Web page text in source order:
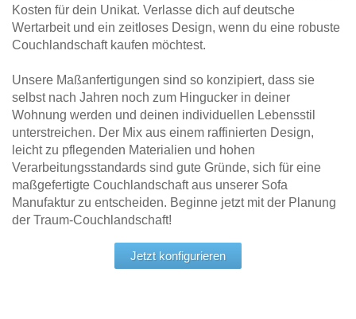
Kosten für dein Unikat. Verlasse dich auf deutsche
Wertarbeit und ein zeitloses Design, wenn du eine robuste
Couchlandschaft kaufen möchtest.
Unsere Maßanfertigungen sind so konzipiert, dass sie
selbst nach Jahren noch zum Hingucker in deiner
Wohnung werden und deinen individuellen Lebensstil
unterstreichen. Der Mix aus einem raffinierten Design,
leicht zu pflegenden Materialien und hohen
Verarbeitungsstandards sind gute Gründe, sich für eine
maßgefertigte Couchlandschaft aus unserer Sofa
Manufaktur zu entscheiden. Beginne jetzt mit der Planung
der Traum-Couchlandschaft!
Jetzt konfigurieren